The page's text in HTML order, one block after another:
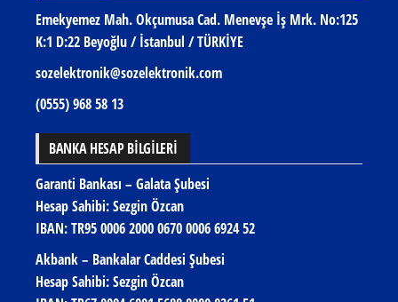
Emekyemez Mah. Okçumusa Cad. Menevşe İş Mrk. No:125
K:1 D:22 Beyoğlu / İstanbul / TÜRKİYE
sozelektronik@sozelektronik.com
(0555) 968 58 13
BANKA HESAP BİLGİLERİ
Garanti Bankası – Galata Şubesi
Hesap Sahibi: Sezgin Özcan
IBAN:TR95 0006 2000 0670 0006 6924 52
Akbank – Bankalar Caddesi Şubesi
Hesap Sahibi: Sezgin Özcan